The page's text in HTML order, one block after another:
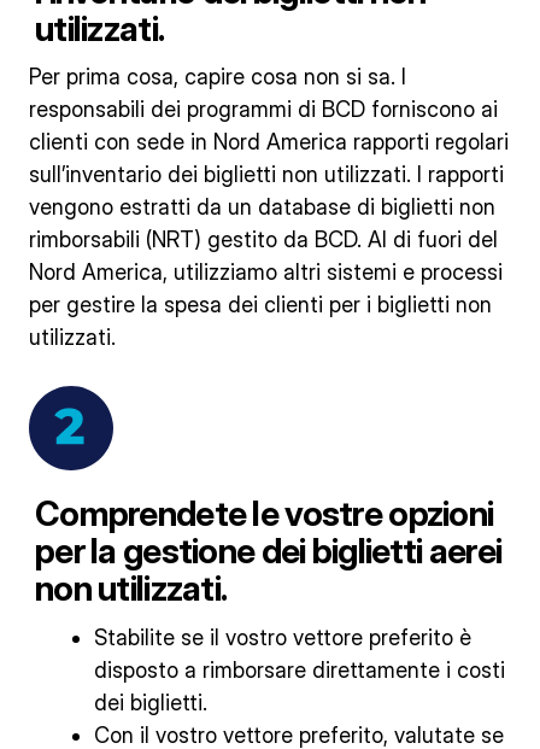
utilizzati.
Per prima cosa, capire cosa non si sa. I
responsabili dei programmi di BCD forniscono ai
clienti con sede in Nord America rapporti regolari
sull’inventario dei biglietti non utilizzati. I rapporti
vengono estratti da un database di biglietti non
rimborsabili (NRT) gestito da BCD. Al di fuori del
Nord America, utilizziamo altri sistemi e processi
per gestire la spesa dei clienti per i biglietti non
utilizzati.
Comprendete le vostre opzioni
per la gestione dei biglietti aerei
non utilizzati.
Stabilite se il vostro vettore preferito è
disposto a rimborsare direttamente i costi
dei biglietti.
Con il vostro vettore preferito, valutate se